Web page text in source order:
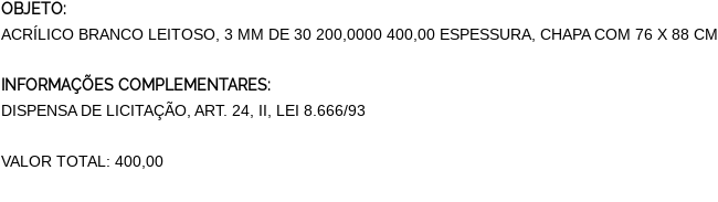
OBJETO:
ACRÍLICO BRANCO LEITOSO, 3 MM DE 30 200,0000 400,00 ESPESSURA, CHAPA COM 76 X 88 CM
INFORMAÇÕES COMPLEMENTARES:
DISPENSA DE LICITAÇÃO, ART. 24, II, LEI 8.666/93
VALOR TOTAL: 400,00